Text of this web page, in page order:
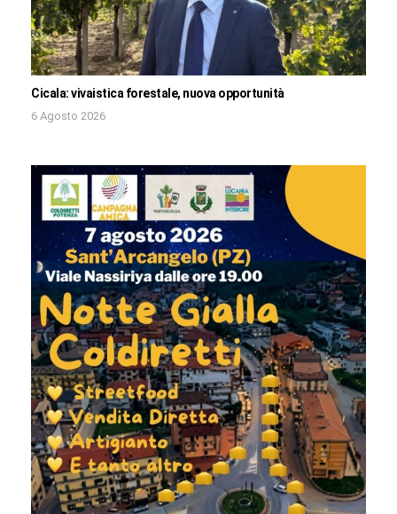
Cicala: vivaistica forestale, nuova opportunità
6 Agosto 2026